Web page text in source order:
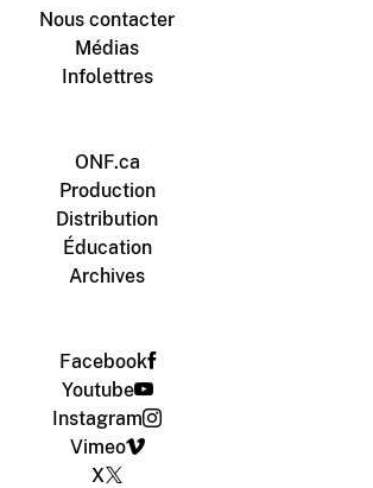
Nous contacter
Médias
Infolettres
ONF.ca
Production
Distribution
Éducation
Archives
Facebook
Youtube
Instagram
Vimeo
X